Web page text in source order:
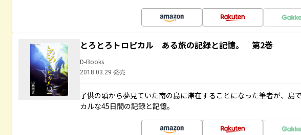
とろとろトロピカル ある旅の記録と記憶。 第2巻
D-Books
2018.03.29 発売
子供の頃から夢見ていた南の島に滞在することになった筆者が、島
カルな45日間の記録と記憶。